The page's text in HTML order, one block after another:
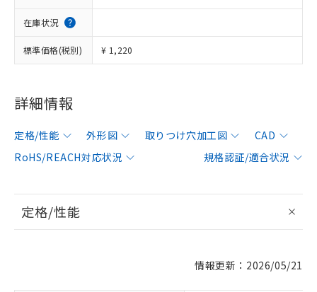
在庫状況
標準価格(税別) ¥ 1,220
詳細情報
定格/性能 外形図 取りつけ穴加工図
CAD
RoHS/REACH対応状況
規格認証/適合状況
定格/性能
情報更新：2026/05/21